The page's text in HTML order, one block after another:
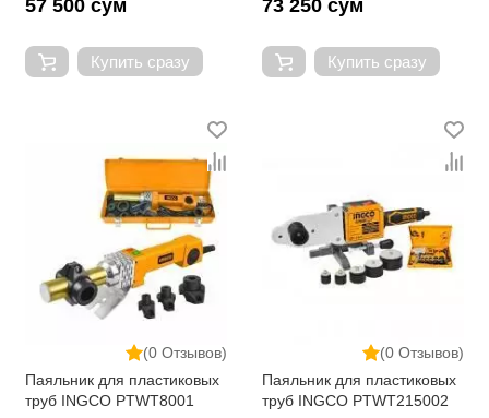
57 500 сум
Купить сразу
73 250 сум
Купить сразу
(0 Отзывов)
Паяльник для пластиковых
труб INGCO PTWT8001
(0 Отзывов)
Паяльник для пластиковых
труб INGCO PTWT215002